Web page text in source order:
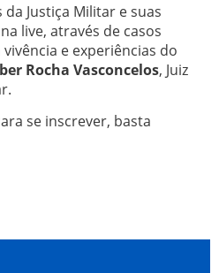
Justiça Militar e suas
live, através de casos
e experiências do
Rocha Vasconcelos, Juiz
se inscrever, basta